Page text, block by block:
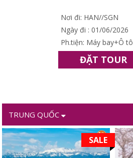
Nơi đi: HAN//SGN
Ngày đi : 01/06/2026
Ph.tiện: Máy bay+Ô tô
ĐẶT TOUR
TRUNG QUỐC
SALE